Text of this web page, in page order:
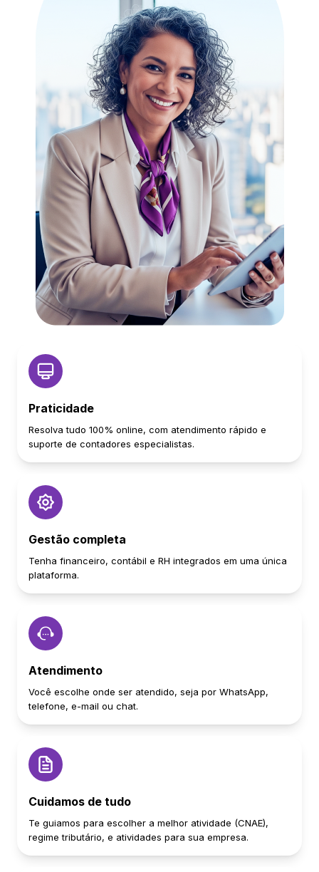
Praticidade
Resolva tudo 100% online, com atendimento rápido e
suporte de contadores especialistas.
Gestão completa
Tenha financeiro, contábil e RH integrados em uma única
plataforma.
Atendimento
Você escolhe onde ser atendido, seja por WhatsApp,
telefone, e-mail ou chat.
Cuidamos de tudo
Te guiamos para escolher a melhor atividade (CNAE),
regime tributário, e atividades para sua empresa.